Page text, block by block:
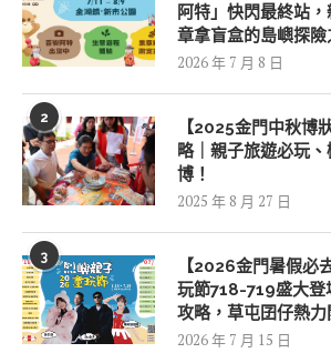
阿特」快閃最終站
章拿盲盒的島嶼探險
2026 年 7 月 8 日
2
【2025金門中秋博
略｜親子旅遊必玩
博！
2025 年 8 月 27 日
3
【2026金門暑假必
玩節718-719盛大登
攻略，草屯囝仔熱力
2026 年 7 月 15 日